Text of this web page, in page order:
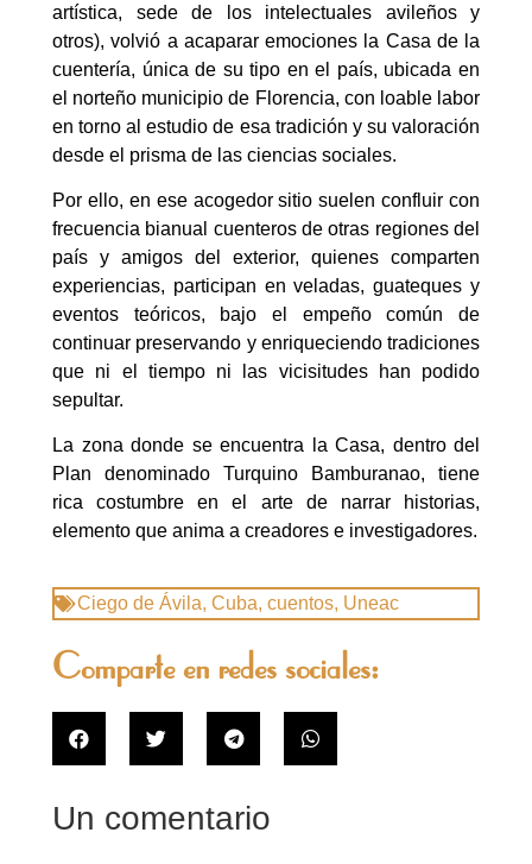
artística, sede de los intelectuales avileños y
otros), volvió a acaparar emociones la Casa de la
cuentería, única de su tipo en el país, ubicada en
el norteño municipio de Florencia, con loable labor
en torno al estudio de esa tradición y su valoración
desde el prisma de las ciencias sociales.
Por ello, en ese acogedor sitio suelen confluir con
frecuencia bianual cuenteros de otras regiones del
país y amigos del exterior, quienes comparten
experiencias, participan en veladas, guateques y
eventos teóricos, bajo el empeño común de
continuar preservando y enriqueciendo tradiciones
que ni el tiempo ni las vicisitudes han podido
sepultar.
La zona donde se encuentra la Casa, dentro del
Plan denominado Turquino Bamburanao, tiene
rica costumbre en el arte de narrar historias,
elemento que anima a creadores e investigadores.
Ciego de Ávila, Cuba, cuentos, Uneac
Comparte en redes sociales:
Un comentario